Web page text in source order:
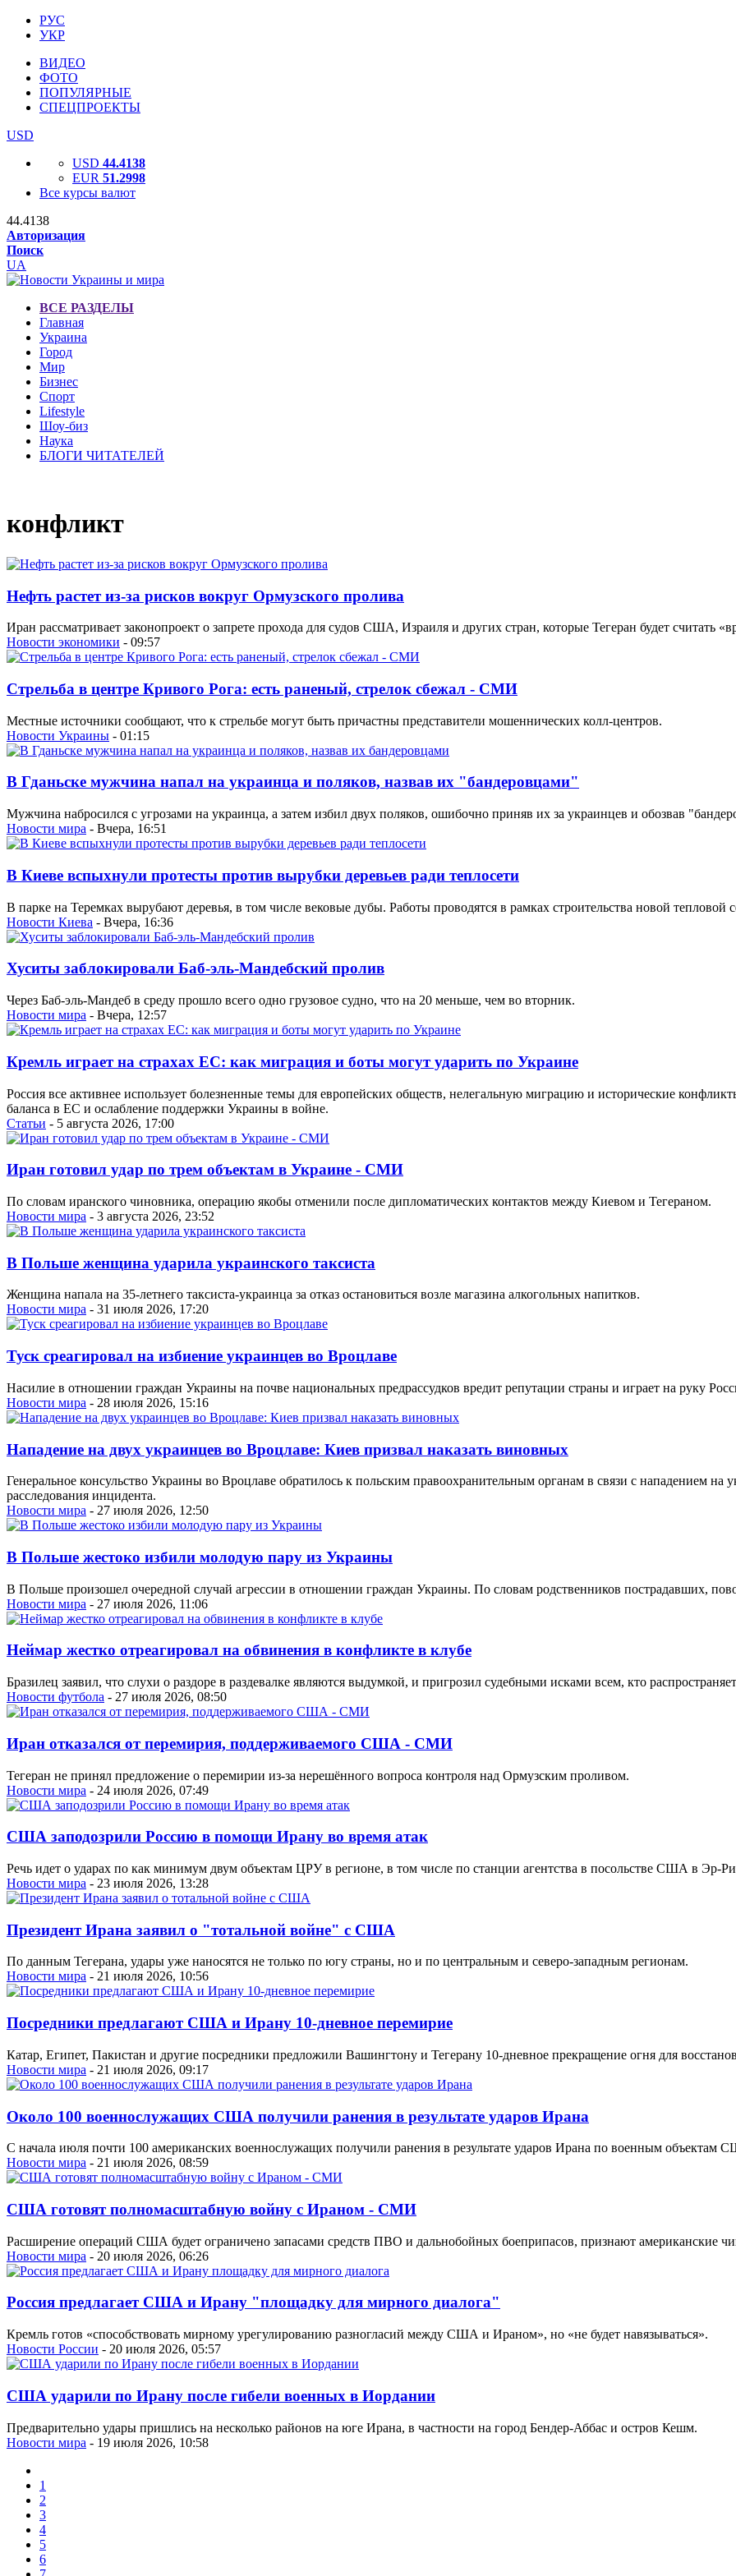
РУС
УКР
ВИДЕО
ФОТО
ПОПУЛЯРНЫЕ
СПЕЦПРОЕКТЫ
USD
USD 44.4138
EUR 51.2998
Все курсы валют
44.4138
Авторизация
Поиск
UA
ВСЕ РАЗДЕЛЫ
Главная
Украина
Город
Мир
Бизнес
Спорт
Lifestyle
Шоу-биз
Наука
БЛОГИ ЧИТАТЕЛЕЙ
конфликт
Нефть растет из-за рисков вокруг Ормузского пролива
Иран рассматривает законопроект о запрете прохода для судов США, Израиля и других стран, которые Тегеран будет считать
Новости экономики - 09:57
Стрельба в центре Кривого Рога: есть раненый, стрелок сбежал - СМИ
Местные источники сообщают, что к стрельбе могут быть причастны представители мошеннических колл-центров.
Новости Украины - 01:15
В Гданьске мужчина напал на украинца и поляков, назвав их "бандеровцами"
Мужчина набросился с угрозами на украинца, а затем избил двух поляков, ошибочно приняв их за украинцев и обозвав
Новости мира - Вчера, 16:51
В Киеве вспыхнули протесты против вырубки деревьев ради теплосети
В парке на Теремках вырубают деревья, в том числе вековые дубы. Работы проводятся в рамках строительства новой тепловой
Новости Киева - Вчера, 16:36
Хуситы заблокировали Баб-эль-Мандебский пролив
Через Баб-эль-Мандеб в среду прошло всего одно грузовое судно, что на 20 меньше, чем во вторник.
Новости мира - Вчера, 12:57
Кремль играет на страхах ЕС: как миграция и боты могут ударить по Украине
Россия все активнее использует болезненные темы для европейских обществ, нелегальную миграцию и исторические
баланса в ЕС и ослабление поддержки Украины в войне.
Статьи - 5 августа 2026, 17:00
Иран готовил удар по трем объектам в Украине - СМИ
По словам иранского чиновника, операцию якобы отменили после дипломатических контактов между Киевом и Тегераном.
Новости мира - 3 августа 2026, 23:52
В Польше женщина ударила украинского таксиста
Женщина напала на 35-летнего таксиста-украинца за отказ остановиться возле магазина алкогольных напитков.
Новости мира - 31 июля 2026, 17:20
Туск среагировал на избиение украинцев во Вроцлаве
Насилие в отношении граждан Украины на почве национальных предрассудков вредит репутации страны и играет на руку
Новости мира - 28 июля 2026, 15:16
Нападение на двух украинцев во Вроцлаве: Киев призвал наказать виновных
Генеральное консульство Украины во Вроцлаве обратилось к польским правоохранительным органам в связи с нападением на
расследования инцидента.
Новости мира - 27 июля 2026, 12:50
В Польше жестоко избили молодую пару из Украины
В Польше произошел очередной случай агрессии в отношении граждан Украины. По словам родственников пострадавших,
Новости мира - 27 июля 2026, 11:06
Неймар жестко отреагировал на обвинения в конфликте в клубе
Бразилец заявил, что слухи о раздоре в раздевалке являются выдумкой, и пригрозил судебными исками всем, кто
Новости футбола - 27 июля 2026, 08:50
Иран отказался от перемирия, поддерживаемого США - СМИ
Тегеран не принял предложение о перемирии из-за нерешённого вопроса контроля над Ормузским проливом.
Новости мира - 24 июля 2026, 07:49
США заподозрили Россию в помощи Ирану во время атак
Речь идет о ударах по как минимум двум объектам ЦРУ в регионе, в том числе по станции агентства в посольстве США в Эр-
Новости мира - 23 июля 2026, 13:28
Президент Ирана заявил о "тотальной войне" с США
По данным Тегерана, удары уже наносятся не только по югу страны, но и по центральным и северо-западным регионам.
Новости мира - 21 июля 2026, 10:56
Посредники предлагают США и Ирану 10-дневное перемирие
Катар, Египет, Пакистан и другие посредники предложили Вашингтону и Тегерану 10-дневное прекращение огня для
Новости мира - 21 июля 2026, 09:17
Около 100 военнослужащих США получили ранения в результате ударов Ирана
С начала июля почти 100 американских военнослужащих получили ранения в результате ударов Ирана по военным объектам
Новости мира - 21 июля 2026, 08:59
США готовят полномасштабную войну с Ираном - СМИ
Расширение операций США будет ограничено запасами средств ПВО и дальнобойных боеприпасов, признают американские
Новости мира - 20 июля 2026, 06:26
Россия предлагает США и Ирану "площадку для мирного диалога"
Кремль готов «способствовать мирному урегулированию разногласий между США и Ираном», но «не будет навязываться».
Новости России - 20 июля 2026, 05:57
США ударили по Ирану после гибели военных в Иордании
Предварительно удары пришлись на несколько районов на юге Ирана, в частности на город Бендер-Аббас и остров Кешм.
Новости мира - 19 июля 2026, 10:58
1
2
3
4
5
6